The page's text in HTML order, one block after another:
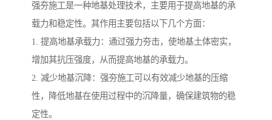
强夯施工是一种地基处理技术，主要用于提高地基的承
载力和稳定性。其作用主要包括以下几个方面：
1. 提高地基承载力：通过强力夯击，使地基土体密实，
增加其抗压强度，从而提高地基的承载力。
2. 减少地基沉降：强夯施工可以有效减少地基的压缩
性，降低地基在使用过程中的沉降量，确保建筑物的稳
定性。